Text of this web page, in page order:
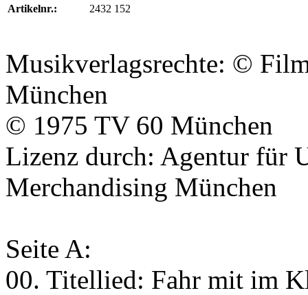
Artikelnr.:
2432 152
Musikverlagsrechte: ©
München
© 1975 TV 60 München
Lizenz durch: Agentur für
Merchandising München
Seite A:
00. Titellied: Fahr mit im